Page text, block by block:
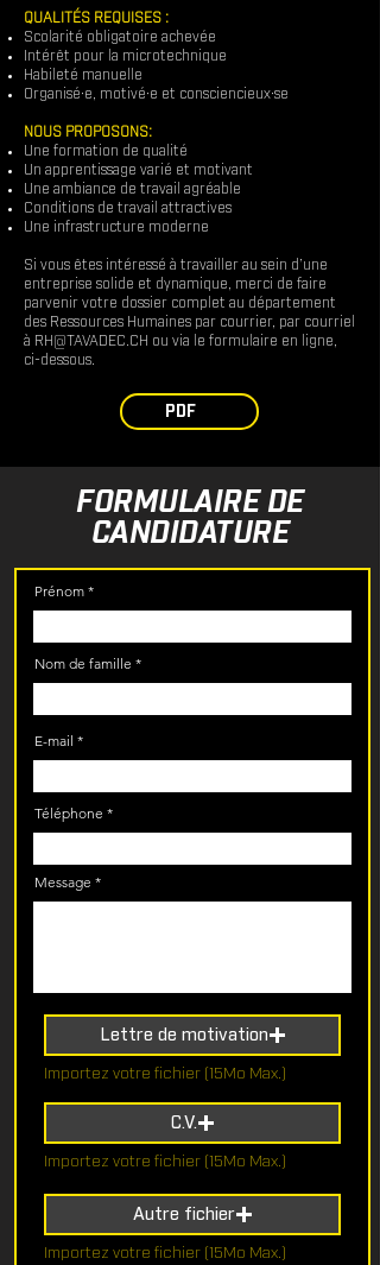
QUALITÉS REQUISES :
Scolarité obligatoire achevée
Intérêt pour la microtechnique
Habileté manuelle
Organisé·e, motivé·e et consciencieux·se
NOUS PROPOSONS:
Une formation de qualité
Un apprentissage varié et motivant
Une ambiance de travail agréable
Conditions de travail attractives
Une infrastructure moderne
Si vous êtes intéressé à travailler au sein d’une
entreprise solide et dynamique, merci de faire
parvenir votre dossier complet au département
des Ressources Humaines par courrier, par courriel
à RH@TAVADEC.CH ou via le formulaire en ligne,
ci-dessous.
PDF
FORMULAIRE DE
CANDIDATURE
Prénom
Nom de famille
E-mail
Téléphone
Message
Lettre de motivation
Importez votre fichier (15Mo Max.)
C.V.
Importez votre fichier (15Mo Max.)
Autre fichier
Importez votre fichier (15Mo Max.)